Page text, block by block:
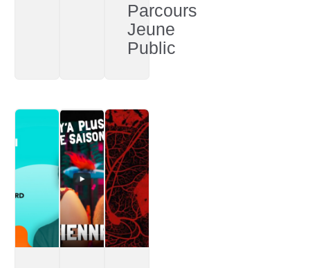
Parcours
Jeune
Public